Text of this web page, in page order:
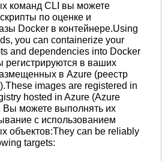
команд CLI вы можете
по оценке и
Docker в контейнере.Using
you can containerize your
and dependencies into Docker
регистрируются в ваших
в Azure (реестр
images are registered in
hosted in Azure (Azure
Вы можете выполнять их
с использованием
объектов:They can be reliably
targets: